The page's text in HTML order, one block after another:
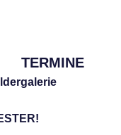
TERMINE